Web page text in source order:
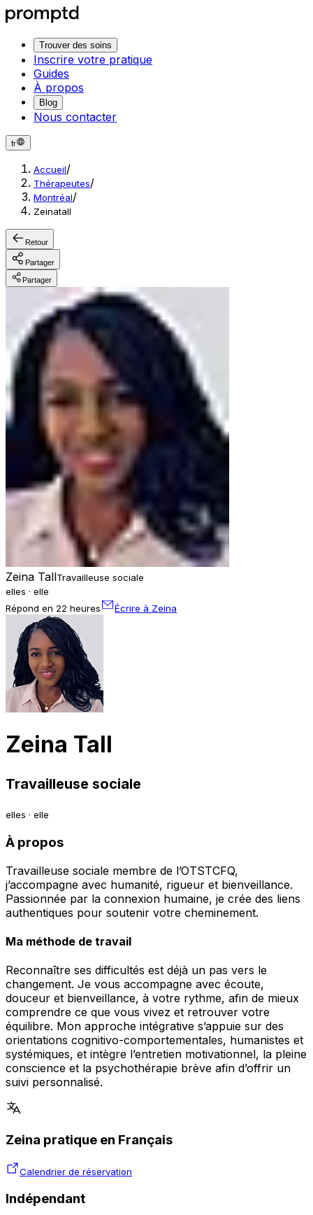
Trouver des soins
Inscrire votre pratique
Guides
À propos
Blog
Nous contacter
fr
Accueil/
Thérapeutes/
Montréal/
Zeinatall
Retour
Partager
Partager
Zeina TallTravailleuse sociale
elles · elle
Répond en 22 heures
Écrire à Zeina
Zeina Tall
Travailleuse sociale
elles · elle
À propos
Travailleuse sociale membre de l’OTSTCFQ,
j’accompagne avec humanité, rigueur et bienveillance.
Passionnée par la connexion humaine, je crée des liens
authentiques pour soutenir votre cheminement.
Ma méthode de travail
Reconnaître ses difficultés est déjà un pas vers le
changement. Je vous accompagne avec écoute,
douceur et bienveillance, à votre rythme, afin de mieux
comprendre ce que vous vivez et retrouver votre
équilibre. Mon approche intégrative s’appuie sur des
orientations cognitivo-comportementales, humanistes et
systémiques, et intègre l’entretien motivationnel, la pleine
conscience et la psychothérapie brève afin d’offrir un
suivi personnalisé.
Zeina pratique en Français
Calendrier de réservation
Indépendant